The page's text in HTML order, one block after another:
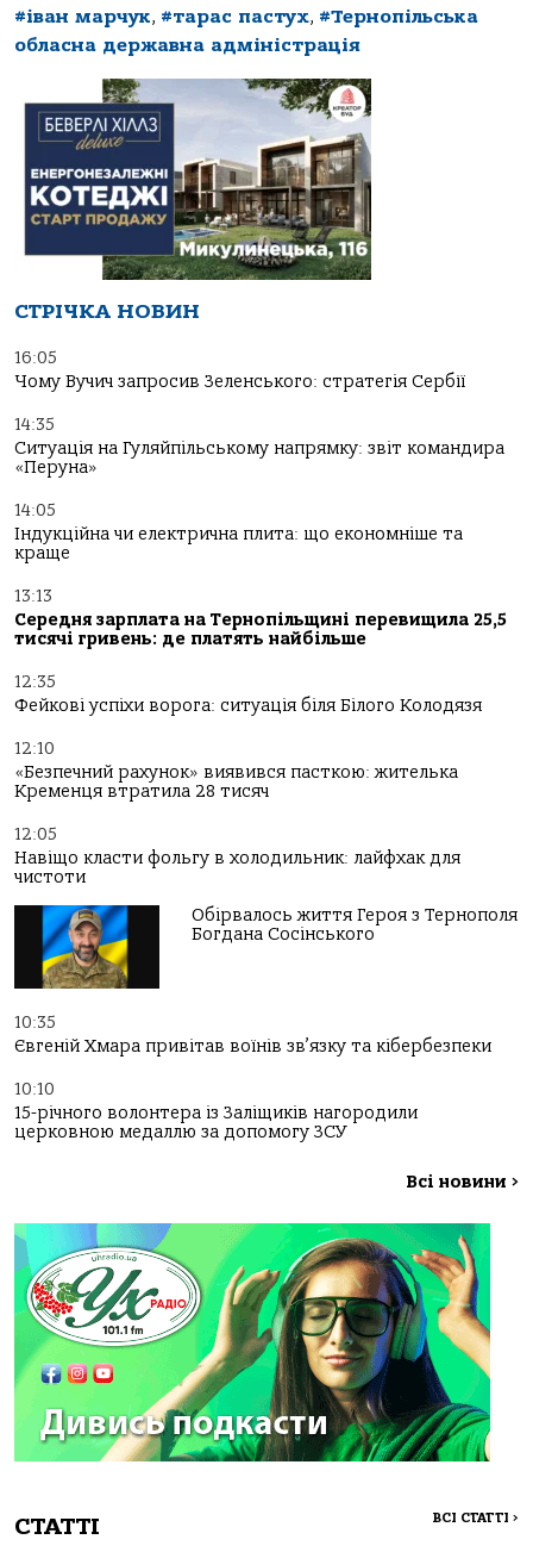
#іван марчук, #тарас пастух, #Тернопільська
обласна державна адміністрація
СТРІЧКА НОВИН
16:05
Чому Вучич запросив Зеленського: стратегія Сербії
14:35
Ситуація на Гуляйпільському напрямку: звіт командира
«Перуна»
14:05
Індукційна чи електрична плита: що економніше та
краще
13:13
Середня зарплата на Тернопільщині перевищила 25,5
тисячі гривень: де платять найбільше
12:35
Фейкові успіхи ворога: ситуація біля Білого Колодязя
12:10
«Безпечний рахунок» виявився пасткою: жителька
Кременця втратила 28 тисяч
12:05
Навіщо класти фольгу в холодильник: лайфхак для
чистоти
Обірвалось життя Героя з Тернополя
Богдана Сосінського
10:35
Євгеній Хмара привітав воїнів зв’язку та кібербезпеки
10:10
15-річного волонтера із Заліщиків нагородили
церковною медаллю за допомогу ЗСУ
Всі новини >
СТАТТІ ВСІ СТАТТІ >